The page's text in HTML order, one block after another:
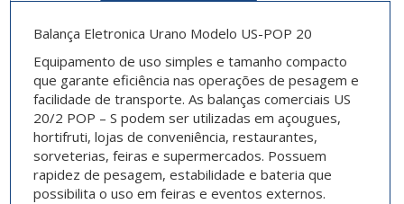
Balança Eletronica Urano Modelo US-POP 20
Equipamento de uso simples e tamanho compacto
que garante eficiência nas operações de pesagem e
facilidade de transporte. As balanças comerciais US
20/2 POP – S podem ser utilizadas em açougues,
hortifruti, lojas de conveniência, restaurantes,
sorveterias, feiras e supermercados. Possuem
rapidez de pesagem, estabilidade e bateria que
possibilita o uso em feiras e eventos externos.